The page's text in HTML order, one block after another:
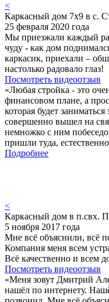
<
Каркасный дом 7х9 в с.
25 февраля 2020 года
Мы приезжали каждый
чуду - как дом
каркасик, приехали –
настолько радовало глаз!
Посмотреть видеоотзыв
«Любая стройка - это
финансовом плане, а
которая будет
совершенно вышел на
немножко с ним
пришли туда,
Подробнее
<
Каркасный дом в п.свх.
5 ноября 2017 года
Мне всё объяснили, всё
Компания меня всем
Всё качественно и всем
Посмотреть видеоотзыв
«Меня зовут Дмитрий
нашёл по интернету.